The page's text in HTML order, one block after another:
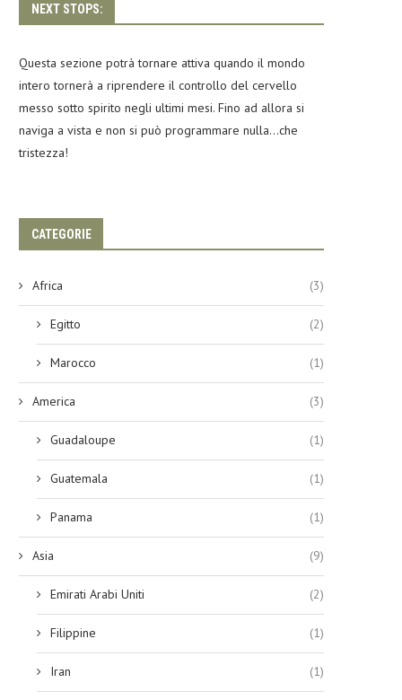
NEXT STOPS:
Questa sezione potrà tornare attiva quando il mondo
intero tornerà a riprendere il controllo del cervello
messo sotto spirito negli ultimi mesi. Fino ad allora si
naviga a vista e non si può programmare nulla…che
tristezza!
CATEGORIE
Africa (3)
Egitto (2)
Marocco (1)
America (3)
Guadaloupe (1)
Guatemala (1)
Panama (1)
Asia (9)
Emirati Arabi Uniti (2)
Filippine (1)
Iran (1)